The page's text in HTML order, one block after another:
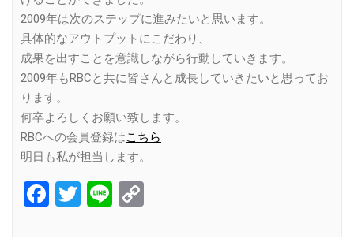
2009年は次のステップに進みたいと思います。
具体的なアウトプットにこだわり、
成果を出すことを意識しながら行動していきます。
2009年もRBCと共に皆さんと成長していきたいと思ってお
ります。
何卒よろしくお願い致します。
RBCへの会員登録はこちら
明日も私が担当します。
Facebook
Twitter
Line